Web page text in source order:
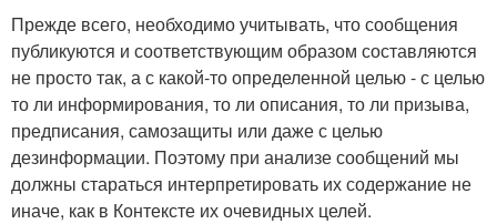
Прежде всего, необходимо учитывать, что сообщения
публикуются и соответствующим образом составляются
не просто так, а с какой-то определенной целью - с целью
то ли информирования, то ли описания, то ли призыва,
предписания, самозащиты или даже с целью
дезинформации. Поэтому при анализе сообщений мы
должны стараться интерпретировать их содержание не
иначе, как в Контексте их очевидных целей.